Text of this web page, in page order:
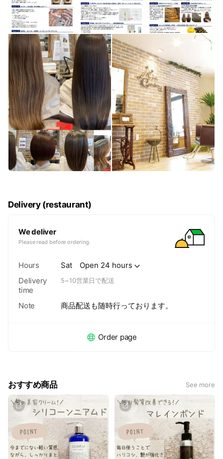
Delivery (restaurant)
We deliver
Please read before ordering.
Hours Sat
Open 24 hours
Delivery
time
5~10営業日で配送
Note 商品配送も随時行っております。
Order page
おすすめ商品 See more